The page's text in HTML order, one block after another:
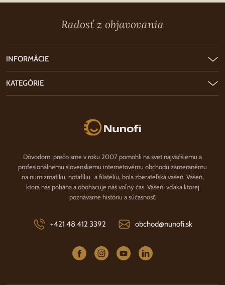
Radosť z objavovania
Nunofi.sk
Dôvodom, prečo sme v roku 2007 pomohli na svet najväčšiemu a
profesionálnemu slovenskému internetovému obchodu zameranému
na numizmatiku, notafíliu a filatéliu, bola zberateľská vášeň. Vášeň,
ktorá nás poháňa a obohacuje náš voľný čas. Vášeň, vďaka ktorej
poznávame históriu a súčasnosť.
+421 48 412 3392 obchod@nunofi.sk
INFORMÁCIE
KATEGÓRIE